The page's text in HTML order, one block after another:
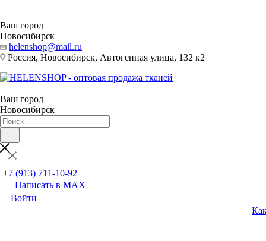
Ваш город
Новосибирск
helenshop@mail.ru
Россия, Новосибирск, Автогенная улица, 132 к2
Ваш город
Новосибирск
+7 (913) 711-10-92
Написать в MAX
Войти